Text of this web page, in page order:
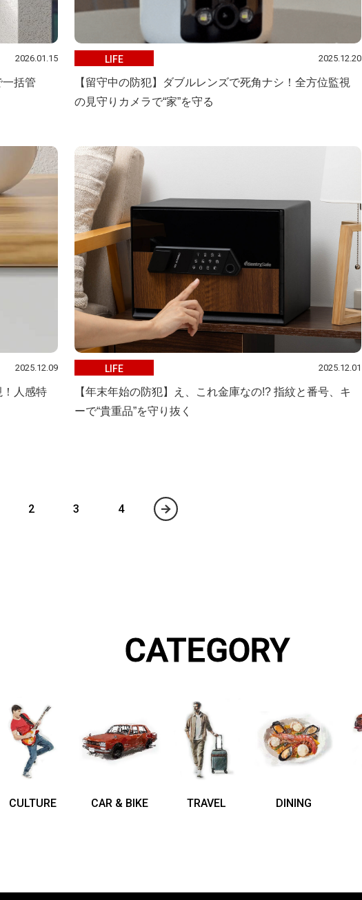
2026.01.15
一括管
LIFE 2025.12.20
【留守中の防犯】ダブルレンズで死角ナシ！全方位監視
の見守りカメラで“家”を守る
2025.12.09
！人感特
LIFE 2025.12.01
【年末年始の防犯】え、これ金庫なの!? 指紋と番号、キ
ーで“貴重品”を守り抜く
2 3 4
CATEGORY
CULTURE CAR & BIKE TRAVEL DINING